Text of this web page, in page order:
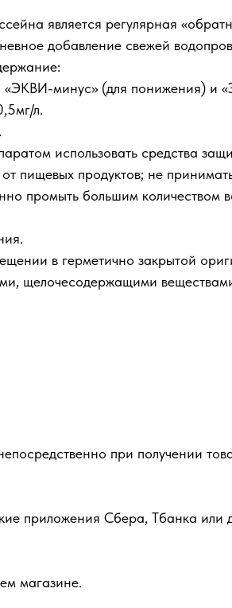
является регулярная
добавление свежей
«ЭКВИ-минус» (для понижения) и
л.
использовать средства
пищевых продуктов; не
промыть большим количеством
в герметично закрытой
щелочесодержащими
при получении
приложения Сбера, Тбанка или
магазине.